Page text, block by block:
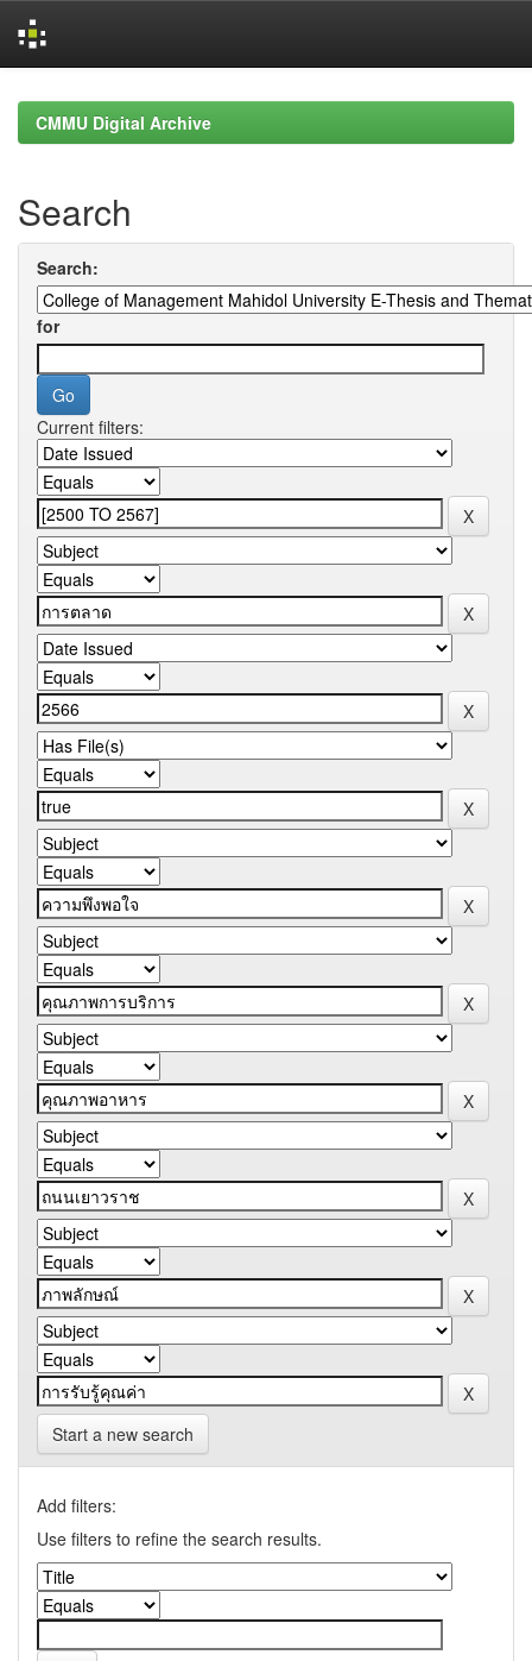
navigationCMMU Digital Archive
Search
Search:
for
Current filters:
Start a new search
Add filters:
Use filters to refine the search results.